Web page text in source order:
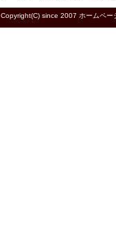
Copyright(C) since 2007 ホームペー